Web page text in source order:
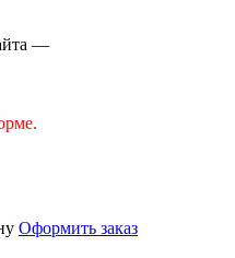
—
Оформить заказ